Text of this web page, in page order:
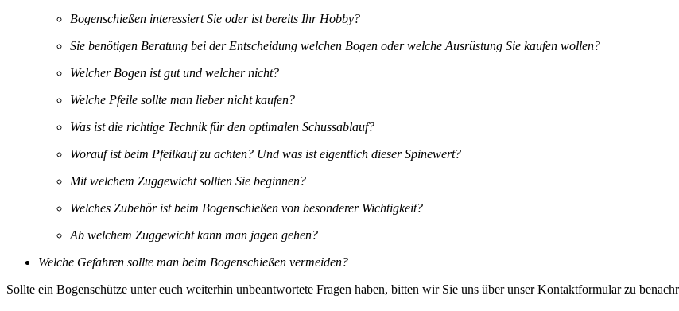
Bogenschießen interessiert Sie oder ist bereits Ihr Hobby?
Sie benötigen Beratung bei der Entscheidung welchen Bogen oder welche Ausrüstung Sie kaufen wollen?
Welcher Bogen ist gut und welcher nicht?
Welche Pfeile sollte man lieber nicht kaufen?
Was ist die richtige Technik für den optimalen Schussablauf?
Worauf ist beim Pfeilkauf zu achten? Und was ist eigentlich dieser Spinewert?
Mit welchem Zuggewicht sollten Sie beginnen?
Welches Zubehör ist beim Bogenschießen von besonderer Wichtigkeit?
Ab welchem Zuggewicht kann man jagen gehen?
Welche Gefahren sollte man beim Bogenschießen vermeiden?
Sollte ein Bogenschütze unter euch weiterhin unbeantwortete Fragen haben, bitten wir Sie uns über unser Kontaktformular zu